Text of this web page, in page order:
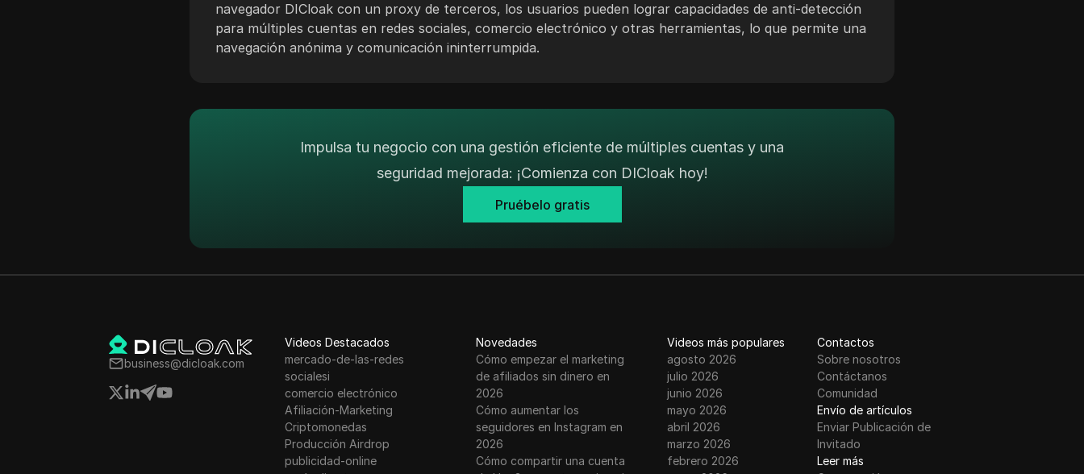
eBay
Anuncios de Facebook
Kakaotalk
Finlandia
Grecia
Islandia
Luxemburgo
Nueva Zelanda
navegador DICloak con un proxy de terceros, los usuarios pueden lograr capacidades de anti-detección
para múltiples cuentas en redes sociales, comercio electrónico y otras herramientas, lo que permite una
navegación anónima y comunicación ininterrumpida.
Impulsa tu negocio con una gestión eficiente de múltiples cuentas y una
seguridad mejorada: ¡Comienza con DICloak hoy!
Pruébelo gratis
business@dicloak.com
Videos Destacados
mercado-de-las-redes
socialesi
comercio electrónico
Afiliación-Marketing
Criptomonedas
Producción Airdrop
publicidad-online
Novedades
Cómo empezar el marketing
de afiliados sin dinero en
2026
Cómo aumentar los
seguidores en Instagram en
2026
Cómo compartir una cuenta
Videos más populares
agosto 2026
julio 2026
junio 2026
mayo 2026
abril 2026
marzo 2026
febrero 2026
Contactos
Sobre nosotros
Contáctanos
Comunidad
Envío de artículos
Enviar Publicación de
Invitado
Leer más